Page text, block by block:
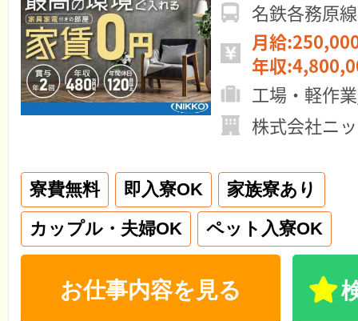
名鉄各務原
月給
年収
工場・軽作
株式会社ニ
寮費無料 即入寮OK
家族寮あり
カップル・夫婦OK
ペット入寮OK
お仕事内容を見る